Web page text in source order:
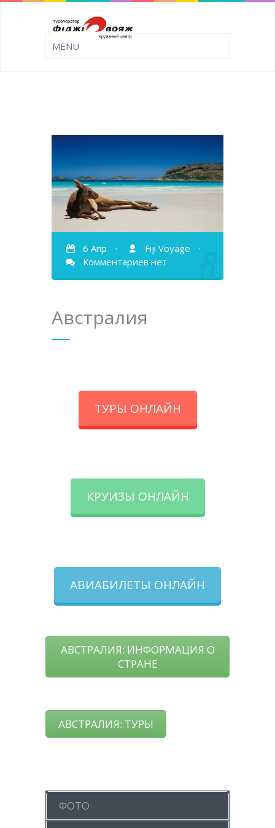
6 Апр · Fiji Voyage
·
Комментариев нет
Австралия
ТУРЫ ОНЛАЙН
КРУИЗЫ ОНЛАЙН
АВИАБИЛЕТЫ ОНЛАЙН
АВСТРАЛИЯ: ИНФОРМАЦИЯ О
СТРАНЕ
АВСТРАЛИЯ: ТУРЫ
ФОТО